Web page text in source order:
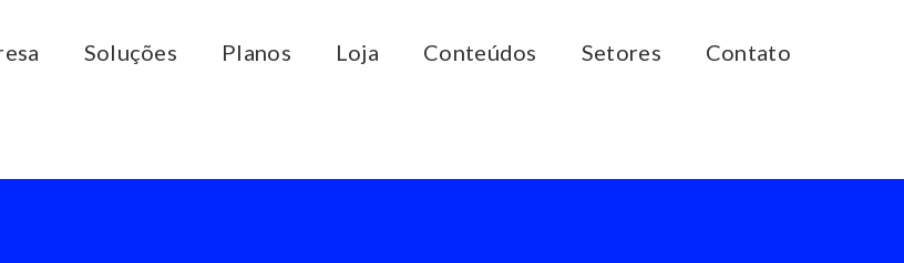
Soluções Planos Loja Conteúdos Setores Contato